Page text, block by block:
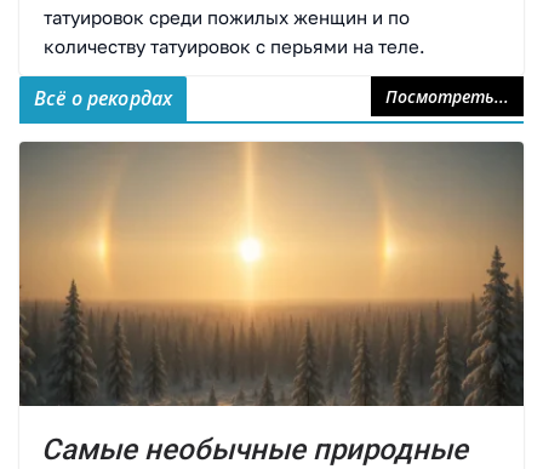
татуировок среди пожилых женщин и по
количеству татуировок с перьями на теле.
Всё о рекордах Посмотреть...
Самые необычные природные